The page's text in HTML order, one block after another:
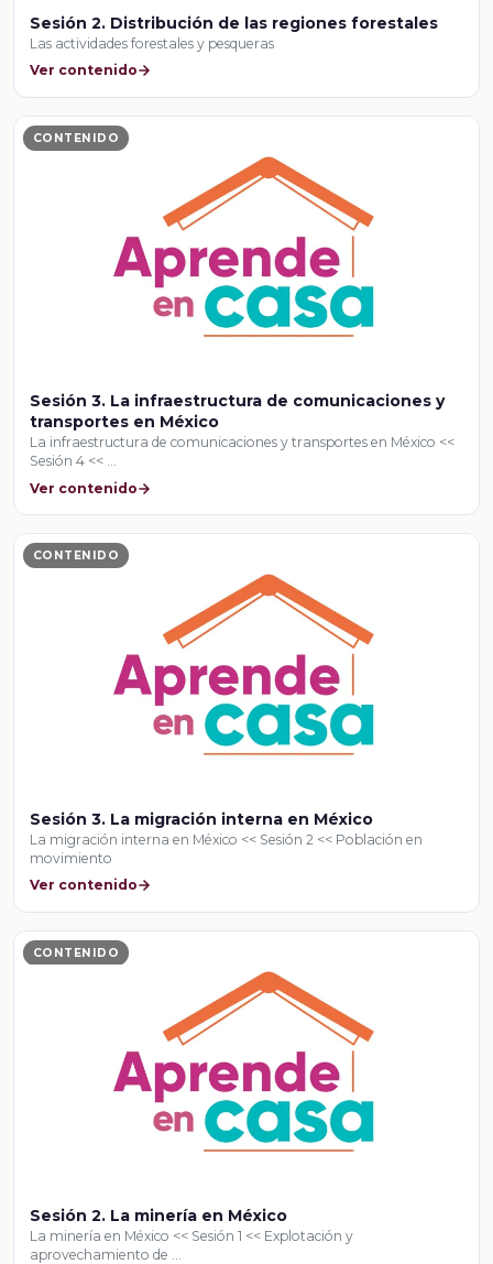
Sesión 2. Distribución de las regiones forestales
Las actividades forestales y pesqueras
Ver contenido
CONTENIDO
Sesión 3. La infraestructura de comunicaciones y
transportes en México
La infraestructura de comunicaciones y transportes en México <<
Sesión 4 << …
Ver contenido
CONTENIDO
Sesión 3. La migración interna en México
La migración interna en México << Sesión 2 << Población en
movimiento
Ver contenido
CONTENIDO
Sesión 2. La minería en México
La minería en México << Sesión 1 << Explotación y
aprovechamiento de …